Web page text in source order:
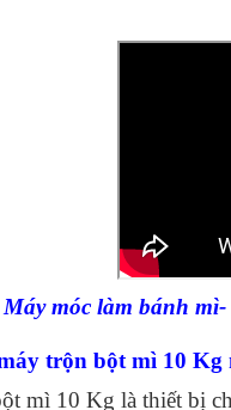
Máy móc làm bánh
trộn bột mì 10 Kg
mì 10 Kg là thiết bị